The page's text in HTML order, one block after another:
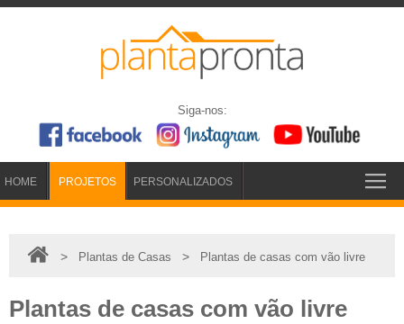
Siga-nos:
HOME PROJETOS PERSONALIZADOS
> Plantas de Casas > Plantas de casas com vão livre
Plantas de casas com vão livre